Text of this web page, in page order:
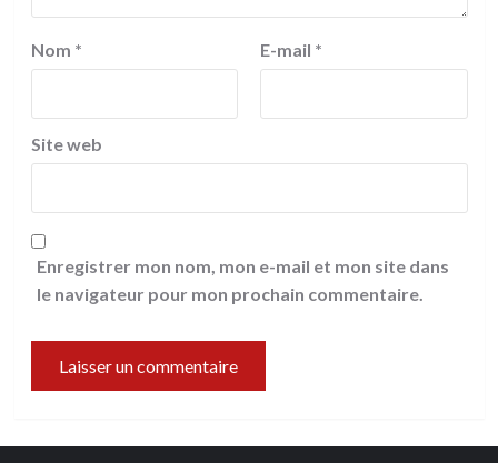
Nom * E-mail *
Site web
Enregistrer mon nom, mon e-mail et mon site dans
le navigateur pour mon prochain commentaire.